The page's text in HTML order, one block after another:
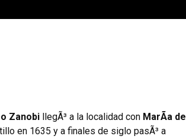
Zanobi llegÃ³ a la localidad con MarÃ­a de
en 1635 y a finales de siglo pasÃ³ a